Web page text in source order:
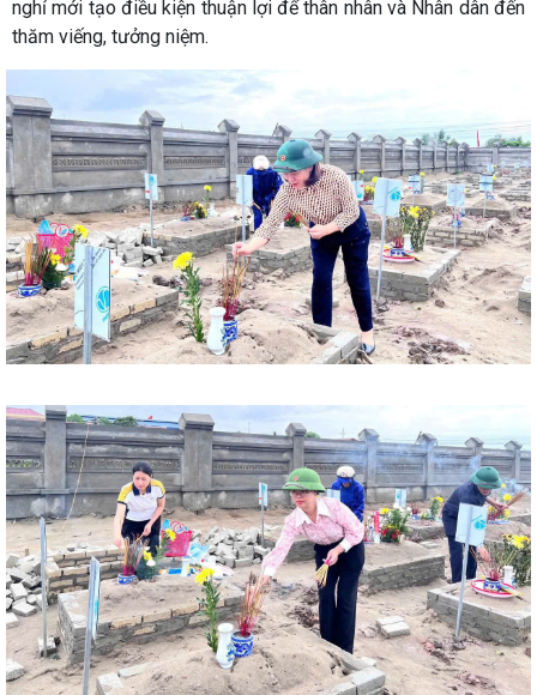
nghỉ mới tạo điều kiện thuận lợi để thân nhân và Nhân dân đến
thăm viếng, tưởng niệm.